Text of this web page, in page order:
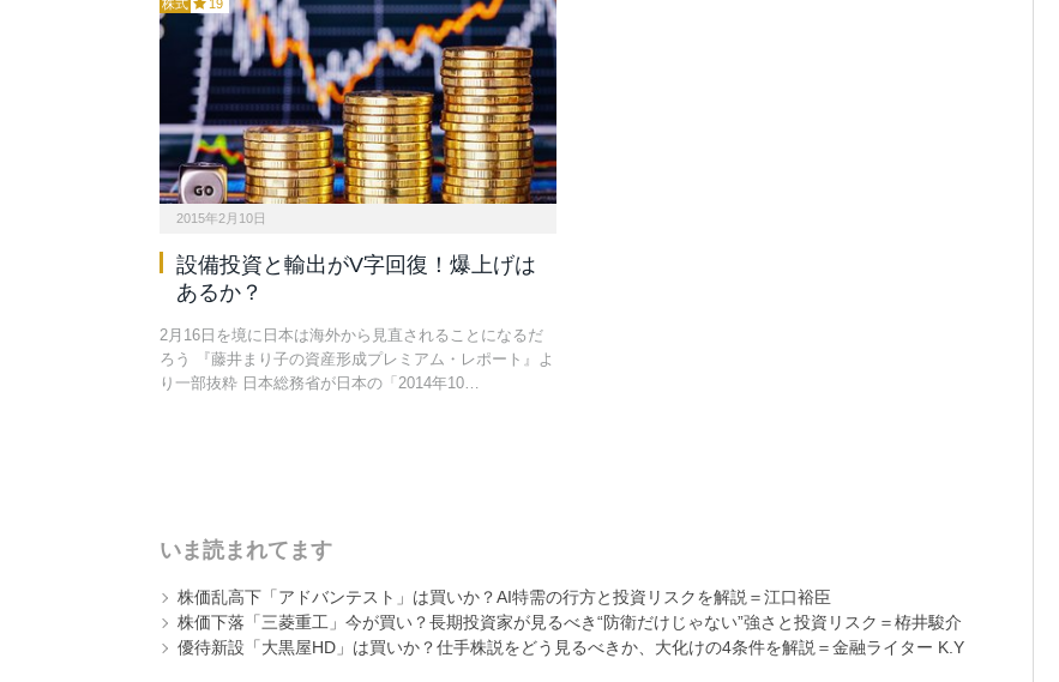
株式 19
2015年2月10日
設備投資と輸出がV字回復！爆上げは
あるか？
2月16日を境に日本は海外から見直されることになるだ
ろう 『藤井まり子の資産形成プレミアム・レポート』よ
り一部抜粋 日本総務省が日本の「2014年10…
いま読まれてます
株価乱高下「アドバンテスト」は買いか？AI特需の行方と投資リスクを解説＝江口裕臣
株価下落「三菱重工」今が買い？長期投資家が見るべき“防衛だけじゃない”強さと投資リスク＝栫井駿介
優待新設「大黒屋HD」は買いか？仕手株説をどう見るべきか、大化けの4条件を解説＝金融ライター K.Y